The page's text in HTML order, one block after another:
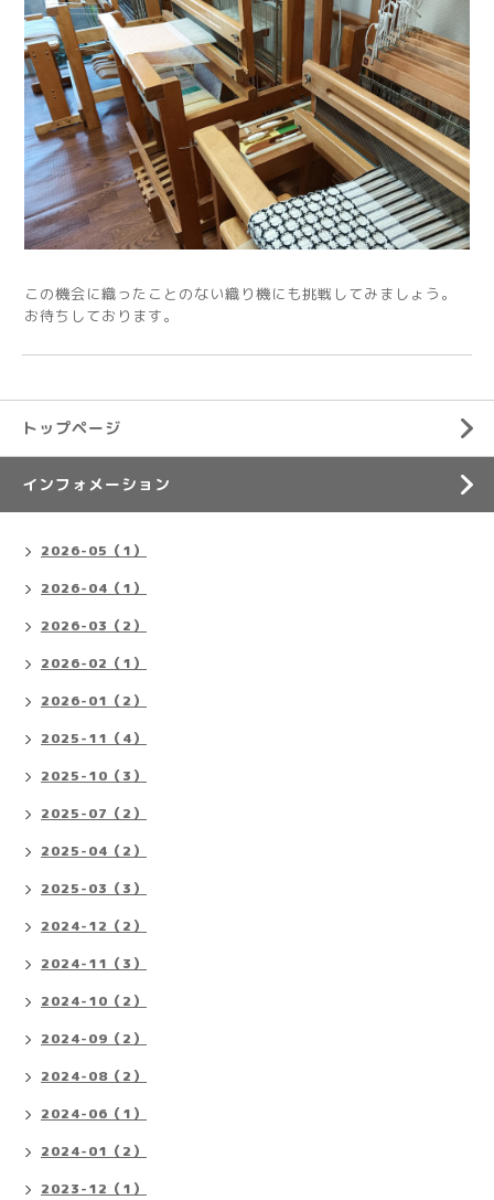
この機会に織ったことのない織り機にも挑戦してみましょう。
お待ちしております。
トップページ
インフォメーション
2026-05（1）
2026-04（1）
2026-03（2）
2026-02（1）
2026-01（2）
2025-11（4）
2025-10（3）
2025-07（2）
2025-04（2）
2025-03（3）
2024-12（2）
2024-11（3）
2024-10（2）
2024-09（2）
2024-08（2）
2024-06（1）
2024-01（2）
2023-12（1）